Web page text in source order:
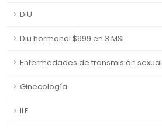
DIU
Diu hormonal $999 en 3 MSI
Enfermedades de transmisión sexual
Ginecología
ILE